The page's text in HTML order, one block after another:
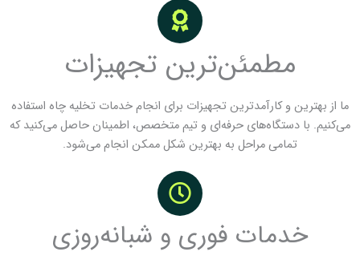
مطمئن‌ترین تجهیزات
ما از بهترین و کارآمدترین تجهیزات برای انجام خدمات تخلیه چاه استفاده
می‌کنیم. با دستگاه‌های حرفه‌ای و تیم متخصص، اطمینان حاصل می‌کنید که
تمامی مراحل به بهترین شکل ممکن انجام می‌شود.
خدمات فوری و شبانه‌روزی